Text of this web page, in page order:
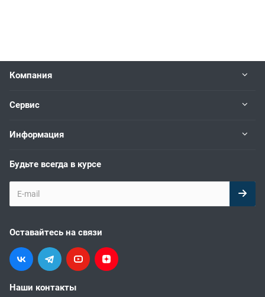
Компания
Сервис
Информация
Будьте всегда в курсе
Оставайтесь на связи
Наши контакты